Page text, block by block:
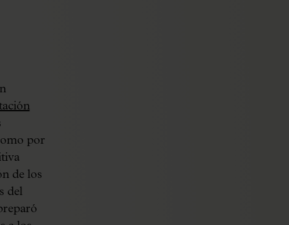
por
de los
del